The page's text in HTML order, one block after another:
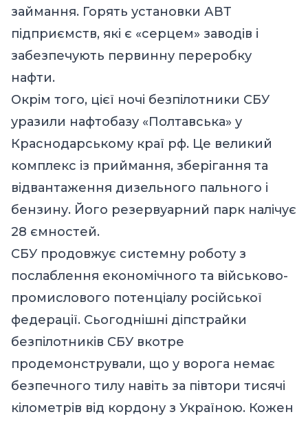
займання. Горять установки АВТ
підприємств, які є «серцем» заводів і
забезпечують первинну переробку
нафти.
Окрім того, цієї ночі безпілотники СБУ
уразили нафтобазу «Полтавська» у
Краснодарському краї рф. Це великий
комплекс із приймання, зберігання та
відвантаження дизельного пального і
бензину. Його резервуарний парк налічує
28 ємностей.
СБУ продовжує системну роботу з
послаблення економічного та військово-
промислового потенціалу російської
федерації. Сьогоднішні діпстрайки
безпілотників СБУ вкотре
продемонстрували, що у ворога немає
безпечного тилу навіть за півтори тисячі
кілометрів від кордону з Україною. Кожен